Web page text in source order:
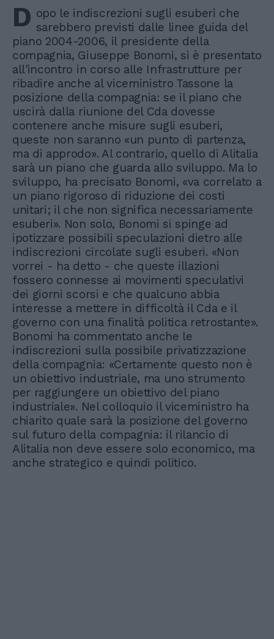
D opo le indiscrezioni sugli esuberi che
sarebbero previsti dalle linee guida del
piano 2004-2006, il presidente della
compagnia, Giuseppe Bonomi, si è presentato
all'incontro in corso alle Infrastrutture per
ribadire anche al viceministro Tassone la
posizione della compagnia: se il piano che
uscirà dalla riunione del Cda dovesse
contenere anche misure sugli esuberi,
queste non saranno «un punto di partenza,
ma di approdo». Al contrario, quello di Alitalia
sarà un piano che guarda allo sviluppo. Ma lo
sviluppo, ha precisato Bonomi, «va correlato a
un piano rigoroso di riduzione dei costi
unitari; il che non significa necessariamente
esuberi». Non solo, Bonomi si spinge ad
ipotizzare possibili speculazioni dietro alle
indiscrezioni circolate sugli esuberi. «Non
vorrei - ha detto - che queste illazioni
fossero connesse ai movimenti speculativi
dei giorni scorsi e che qualcuno abbia
interesse a mettere in difficoltà il Cda e il
governo con una finalità politica retrostante».
Bonomi ha commentato anche le
indiscrezioni sulla possibile privatizzazione
della compagnia: «Certamente questo non è
un obiettivo industriale, ma uno strumento
per raggiungere un obiettivo del piano
industriale». Nel colloquio il viceministro ha
chiarito quale sarà la posizione del governo
sul futuro della compagnia: il rilancio di
Alitalia non deve essere solo economico, ma
anche strategico e quindi politico.